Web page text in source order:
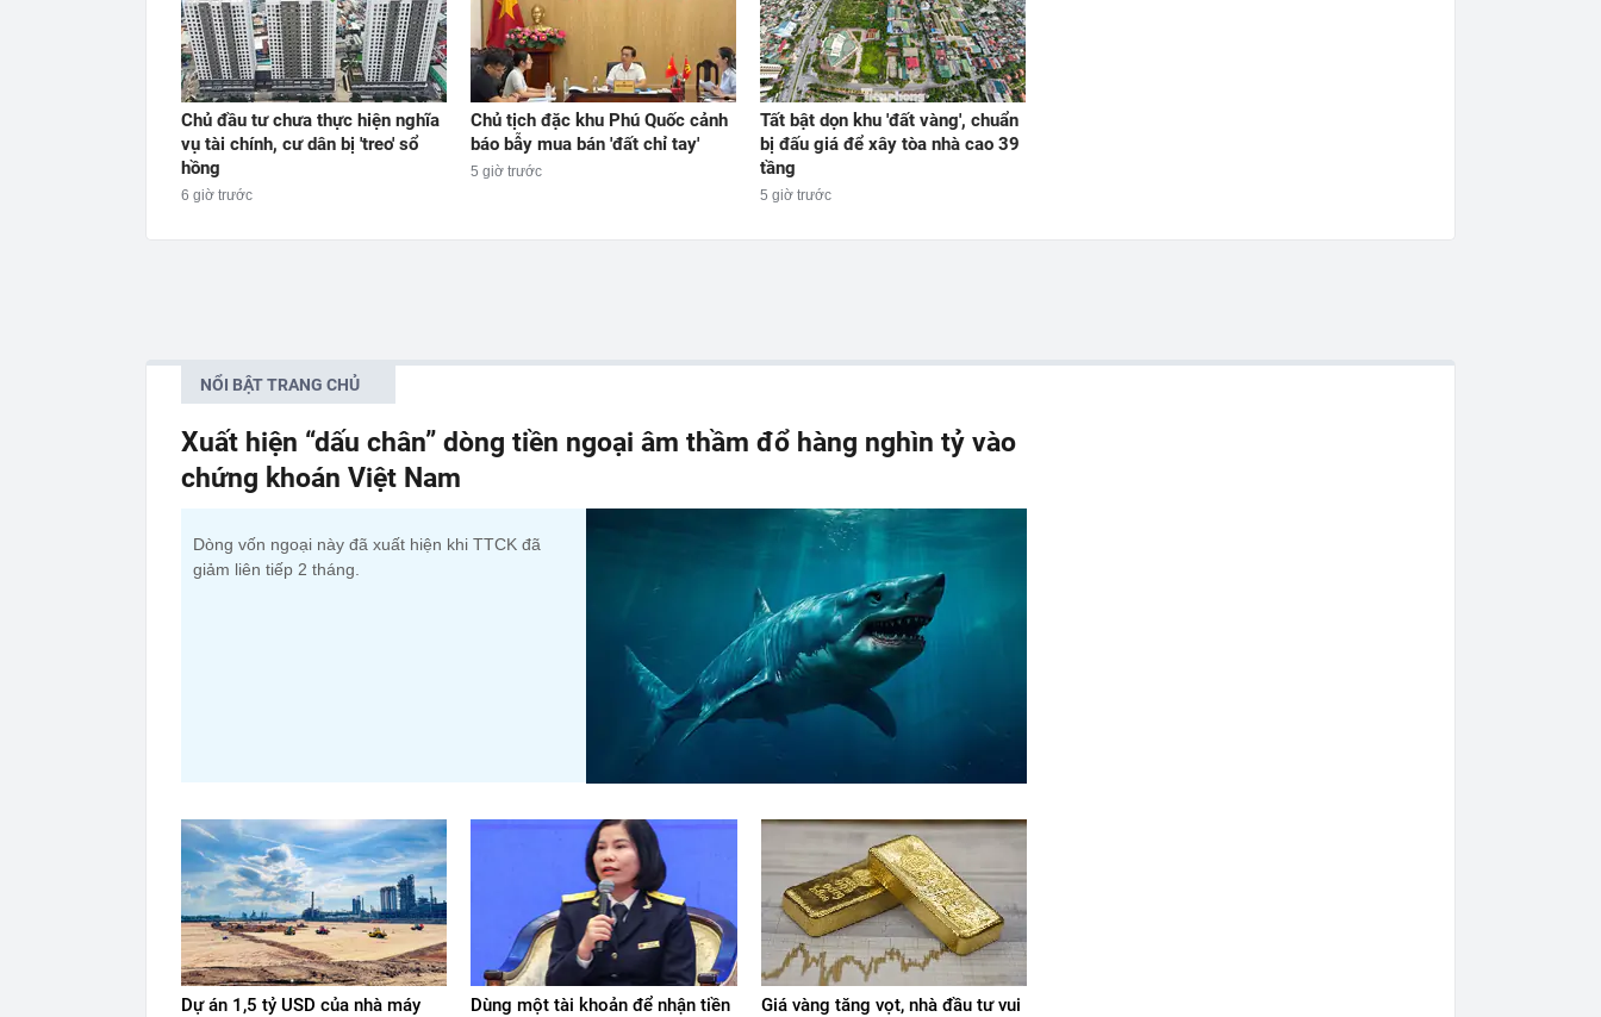
Chủ đầu tư chưa thực hiện nghĩa
vụ tài chính, cư dân bị 'treo' sổ
hồng
6 giờ trước
Chủ tịch đặc khu Phú Quốc cảnh
báo bẫy mua bán 'đất chỉ tay'
5 giờ trước
Tất bật dọn khu 'đất vàng', chuẩn
bị đấu giá để xây tòa nhà cao 39
tầng
5 giờ trước
NỔI BẬT TRANG CHỦ
Xuất hiện “dấu chân” dòng tiền ngoại âm thầm đổ hàng nghìn tỷ vào
chứng khoán Việt Nam
Dòng vốn ngoại này đã xuất hiện khi TTCK đã
giảm liên tiếp 2 tháng.
Dự án 1,5 tỷ USD của nhà máy Dùng một tài khoản để nhận tiền Giá vàng tăng vọt, nhà đầu tư vui